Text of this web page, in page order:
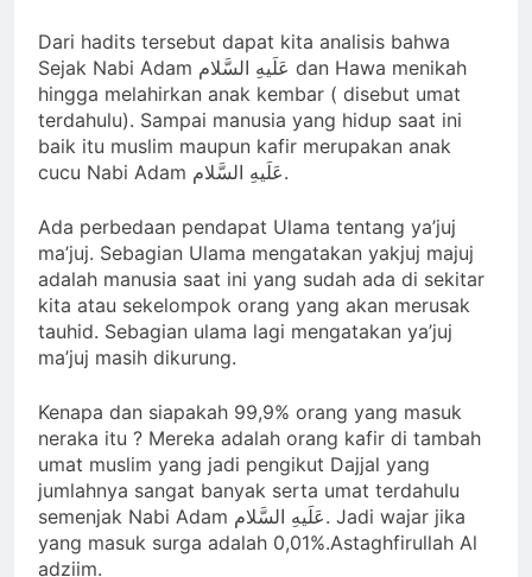
Dari hadits tersebut dapat kita analisis bahwa
Sejak Nabi Adam عَلَیهِ‌ السَّلام dan Hawa menikah
hingga melahirkan anak kembar ( disebut umat
terdahulu). Sampai manusia yang hidup saat ini
baik itu muslim maupun kafir merupakan anak
cucu Nabi Adam عَلَیهِ‌ السَّلام.
Ada perbedaan pendapat Ulama tentang ya’juj
ma’juj. Sebagian Ulama mengatakan yakjuj majuj
adalah manusia saat ini yang sudah ada di sekitar
kita atau sekelompok orang yang akan merusak
tauhid. Sebagian ulama lagi mengatakan ya’juj
ma’juj masih dikurung.
Kenapa dan siapakah 99,9% orang yang masuk
neraka itu ? Mereka adalah orang kafir di tambah
umat muslim yang jadi pengikut Dajjal yang
jumlahnya sangat banyak serta umat terdahulu
semenjak Nabi Adam عَلَیهِ‌ السَّلام. Jadi wajar jika
yang masuk surga adalah 0,01%.Astaghfirullah Al
adziim.